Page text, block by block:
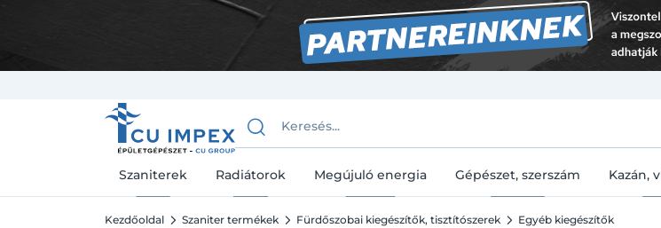
Szaniterek Radiátorok Megújuló energia Gépészet, szerszám Kazán,
Kezdőoldal Szaniter termékek Fürdőszobai kiegészítők, tisztítószerek Egyéb kiegészítők